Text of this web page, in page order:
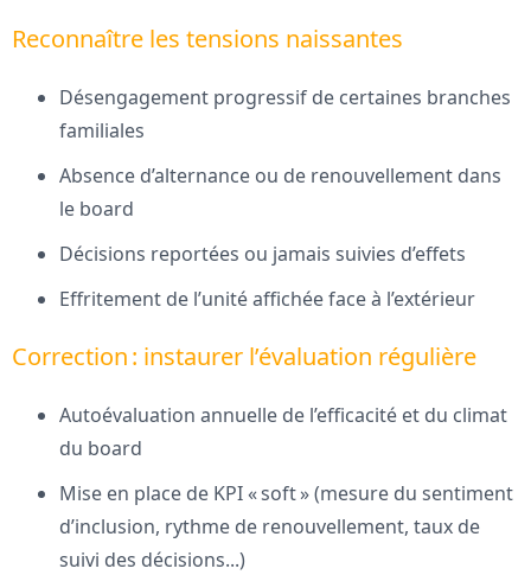
Reconnaître les tensions naissantes
Désengagement progressif de certaines branches
familiales
Absence d’alternance ou de renouvellement dans
le board
Décisions reportées ou jamais suivies d’effets
Effritement de l’unité affichée face à l’extérieur
Correction : instaurer l’évaluation régulière
Autoévaluation annuelle de l’efficacité et du climat
du board
Mise en place de KPI « soft » (mesure du sentiment
d’inclusion, rythme de renouvellement, taux de
suivi des décisions...)